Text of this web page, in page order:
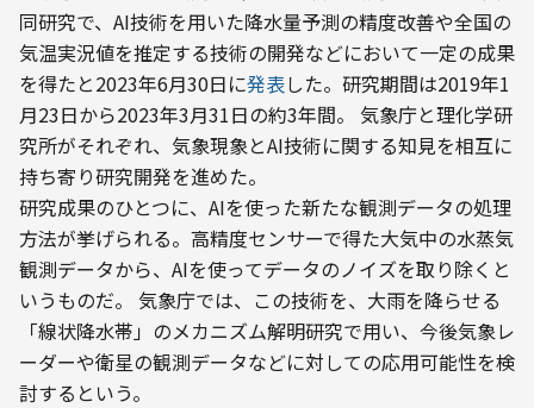
同研究で、AI技術を用いた降水量予測の精度改善や全国の
気温実況値を推定する技術の開発などにおいて一定の成果
を得たと2023年6月30日に発表した。研究期間は2019年1
月23日から2023年3月31日の約3年間。 気象庁と理化学研
究所がそれぞれ、気象現象とAI技術に関する知見を相互に
持ち寄り研究開発を進めた。
研究成果のひとつに、AIを使った新たな観測データの処理
方法が挙げられる。高精度センサーで得た大気中の水蒸気
観測データから、AIを使ってデータのノイズを取り除くと
いうものだ。 気象庁では、この技術を、大雨を降らせる
「線状降水帯」のメカニズム解明研究で用い、今後気象レ
ーダーや衛星の観測データなどに対しての応用可能性を検
討するという。